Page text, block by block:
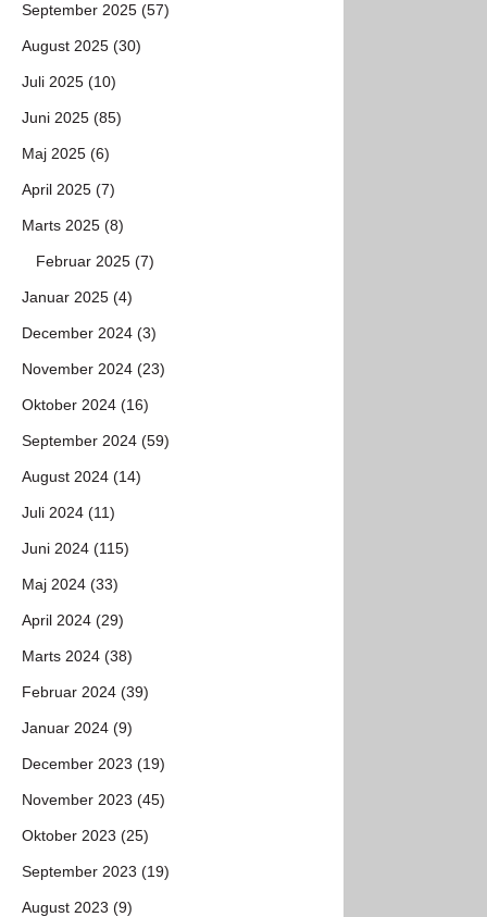
September 2025 (57)
August 2025 (30)
Juli 2025 (10)
Juni 2025 (85)
Maj 2025 (6)
April 2025 (7)
Marts 2025 (8)
Februar 2025 (7)
Januar 2025 (4)
December 2024 (3)
November 2024 (23)
Oktober 2024 (16)
September 2024 (59)
August 2024 (14)
Juli 2024 (11)
Juni 2024 (115)
Maj 2024 (33)
April 2024 (29)
Marts 2024 (38)
Februar 2024 (39)
Januar 2024 (9)
December 2023 (19)
November 2023 (45)
Oktober 2023 (25)
September 2023 (19)
August 2023 (9)